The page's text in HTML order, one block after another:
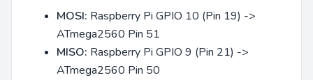
MOSI: Raspberry Pi GPIO 10 (Pin 19) ->
ATmega2560 Pin 51
MISO: Raspberry Pi GPIO 9 (Pin 21) ->
ATmega2560 Pin 50